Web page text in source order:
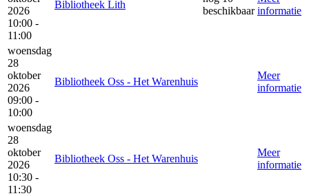
2026
10:00 -
11:00
Bibliotheek Lith
beschikbaar informatie
woensdag
28
oktober
2026
09:00 -
10:00
Bibliotheek Oss - Het Warenhuis
Meer
informatie
woensdag
28
oktober
2026
10:30 -
11:30
Bibliotheek Oss - Het Warenhuis
Meer
informatie